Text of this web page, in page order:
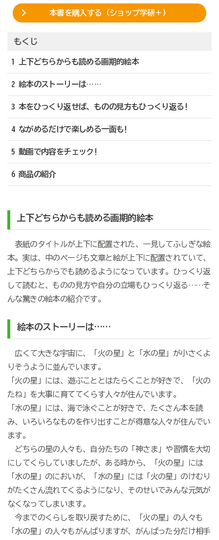
本書を購入する（ショップ学研＋）
もくじ
1 上下どちらからも読める画期的絵本
2 絵本のストーリーは……
3 本をひっくり返せば、ものの見方もひっくり返る!
4 ながめるだけで楽しめる一面も!
5 動画で内容をチェック!
6 商品の紹介
上下どちらからも読める画期的絵本
表紙のタイトルが上下に配置された、一見してふしぎな絵
本。実は、中のページも文章と絵が上下に配置されていて、
上下どちらからでも読めるようになっています。ひっくり返
して読むと、ものの見方や自分の立場もひっくり返る……そ
んな驚きの絵本の紹介です。
絵本のストーリーは……
広くて大きな宇宙に、「火の星」と「水の星」が小さくよ
りそうように並んでいます。
「火の星」には、遊ぶこととはたらくことが好きで、「火の
たね」を大事に育ててくらす人々が住んでいます。
「水の星」には、海で泳ぐことが好きで、たくさん本を読
み、いろいろなものを作り出すことが得意な人々が住んでい
ます。
どちらの星の人々も、自分たちの「神さま」や習慣を大切
にしてくらしていましたが、ある時から、「火の星」には
「水の星」のにおいが、「水の星」には「火の星」のけむり
がたくさん流れてくるようになり、そのせいでみんな元気が
なくなってしまいます。
今までのくらしを取り戻すために、「火の星」の人々も
「水の星」の人々もがんばりますが、がんばった分だけ相手